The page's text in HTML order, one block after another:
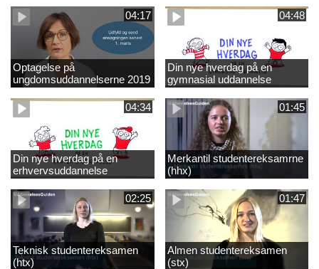
04:17
Optagelse på
ungdomsuddannelserne 2019
04:48
Din nye hverdag på en
gymnasial uddannelse
04:34
Din nye hverdag på en
erhvervsuddannelse
01:45
Merkantil studentereksamrne
(hhx)
02:25
Teknisk studentereksamen
(htx)
01:47
Almen studentereksamen
(stx)